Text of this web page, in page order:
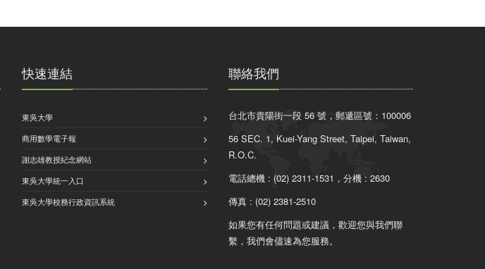
快速連結
東吳大學
商用數學電子報
謝志雄教授紀念網站
東吳大學統一入口
東吳大學校務行政資訊系統
聯絡我們
台北市貴陽街一段 56 號，郵遞區號：100006
56 SEC. 1, Kuei-Yang Street, Taipei, Taiwan,
R.O.C.
電話總機 : (02) 2311-1531，分機 : 2630
傳真 : (02) 2381-2510
如果您有任何問題或建議，歡迎您與我們聯
繫，我們會儘速為您服務。